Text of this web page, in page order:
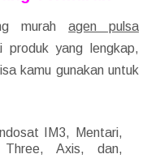
murahagen pulsa
produk yang lengkap,
kamu gunakan untuk
IM3, Mentari,
Axis, dan,